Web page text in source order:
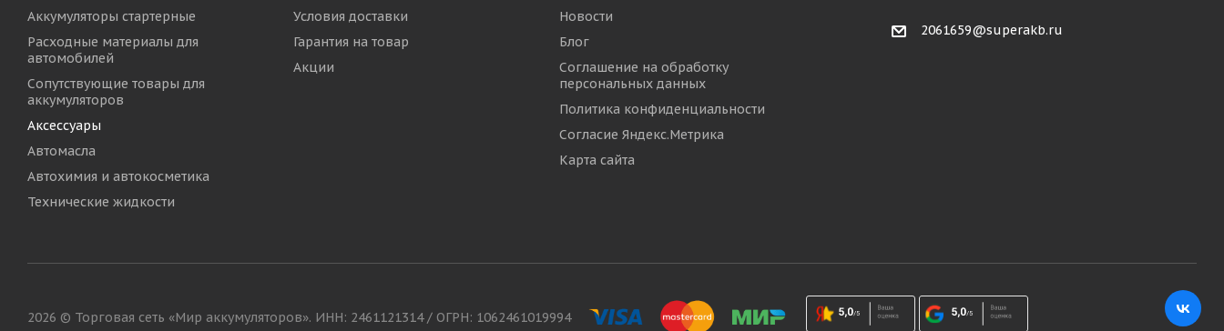
Аккумуляторы стартерные
Расходные материалы для
автомобилей
Сопутствующие товары для
аккумуляторов
Аксессуары
Автомасла
Автохимия и автокосметика
Технические жидкости
Условия доставки
Гарантия на товар
Акции
Новости
Блог
Соглашение на обработку
персональных данных
Политика конфиденциальности
Согласие Яндекс.Метрика
Карта сайта
2061659@superakb.ru
2026 © Торговая сеть «Мир аккумуляторов». ИНН: 2461121314 / ОГРН: 1062461019994